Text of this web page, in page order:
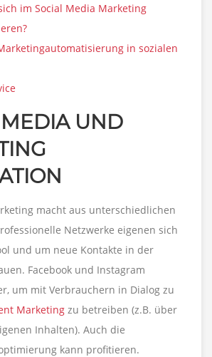
im Social Media Marketing
in sozialen
UND
macht aus unterschiedlichen
Netzwerke eigenen sich
und um neue Kontakte in der
Facebook und Instagram
um mit Verbrauchern in Dialog zu
Marketing zu betreiben (z.B. über
Inhalten). Auch die
kann profitieren.